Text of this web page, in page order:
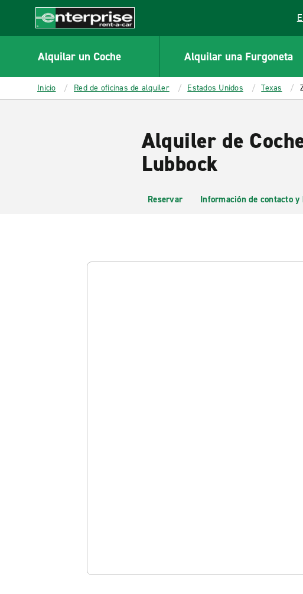
CONTENT
Enterprise
Alquilar un Coche Alquilar una Furgoneta
Inicio Red de oficinas de alquiler Estados Unidos Texas
Alquiler de
Lubbock
Reservar Información de contacto y